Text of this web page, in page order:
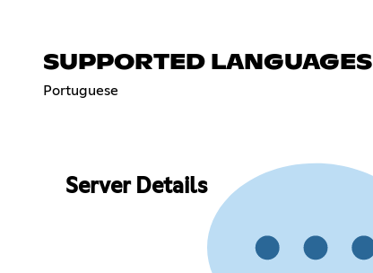
SUPPORTED LANGUAGES
Portuguese
Server Details